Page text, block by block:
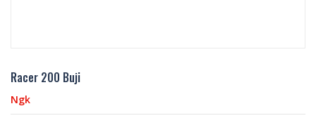
Racer 200 Buji
Ngk